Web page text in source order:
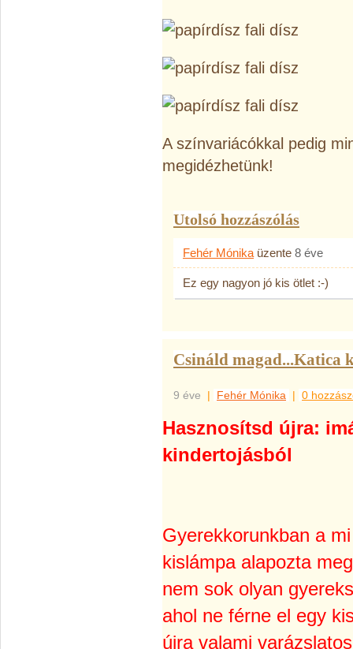
A színvariácókkal pedig
megidézhetünk!
Utolsó hozzászólás
Fehér Mónika üzente 8 éve
Ez egy nagyon jó kis ötlet :-)
Csináld magad...Katica
9 éve | Fehér Mónika | 0
Hasznosítsd újra:
kindertojásból
Gyerekkorunkban a
kislámpa alapozta
nem sok olyan
ahol ne férne el egy
újra valami